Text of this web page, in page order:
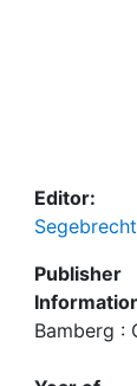
Editor:
Publisher
Bamberg :